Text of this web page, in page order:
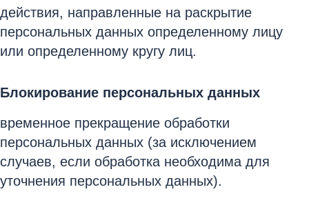
действия, направленные на раскрытие
персональных данных определенному лицу
или определенному кругу лиц.
Блокирование персональных данных
временное прекращение обработки
персональных данных (за исключением
случаев, если обработка необходима для
уточнения персональных данных).